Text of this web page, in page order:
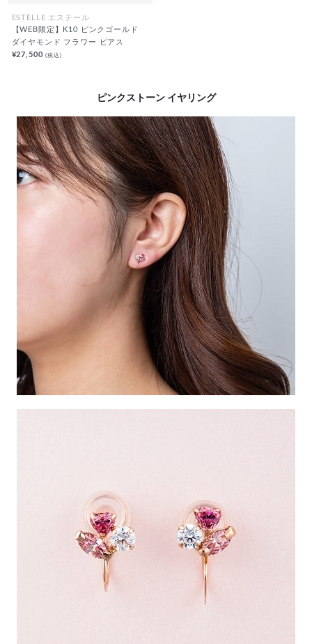
ESTELLE エステール
【WEB限定】K10 ピンクゴールド
ダイヤモンド フラワー ピアス
¥27,500(税込)
ピンクストーン イヤリング